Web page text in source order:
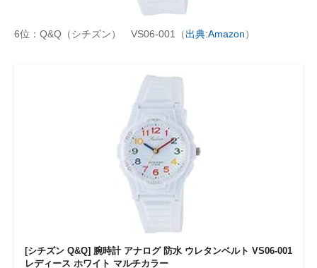
6位：Q&Q（シチズン） VS06-001（出典:Amazon）
[シチズン Q&Q] 腕時計 アナログ 防水 ウレタンベルト VS06-001
レディース ホワイト マルチカラー